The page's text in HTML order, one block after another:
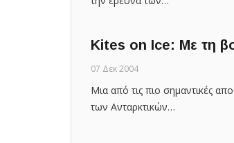
Kites on Ice: Με τη
07 Δεκ 2004
Μια από τις πιο σημαντικές
των Ανταρκτικών…